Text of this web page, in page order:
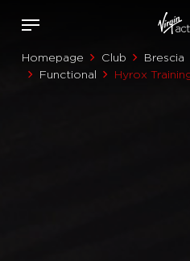
Homepage Club Brescia
Functional
Hyrox